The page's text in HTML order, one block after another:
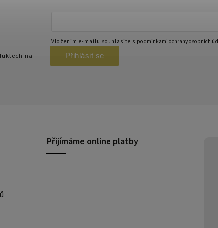
na
Vložením e-mailu souhlasíte s podmínkami ochrany osobních
Přihlásit se
Přijímáme online platby